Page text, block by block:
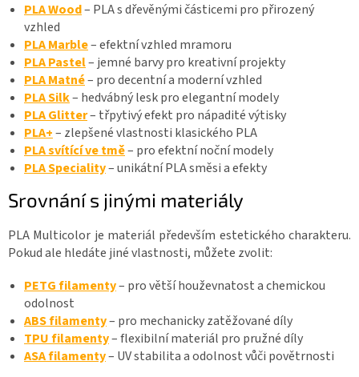
PLA Wood– PLA s dřevěnými částicemi pro přirozený
vzhled
PLA Marble– efektní vzhled mramoru
PLA Pastel– jemné barvy pro kreativní projekty
PLA Matné– pro decentní a moderní vzhled
PLA Silk– hedvábný lesk pro elegantní modely
PLA Glitter– třpytivý efekt pro nápadité výtisky
PLA+– zlepšené vlastnosti klasického PLA
PLA svítící ve tmě– pro efektní noční modely
PLA Speciality– unikátní PLA směsi a efekty
Srovnání s jinými materiály
PLA Multicolor je materiál především estetického charakteru.
Pokud ale hledáte jiné vlastnosti, můžete zvolit:
PETG filamenty– pro větší houževnatost a chemickou
odolnost
ABS filamenty– pro mechanicky zatěžované díly
TPU filamenty– flexibilní materiál pro pružné díly
ASA filamenty– UV stabilita a odolnost vůči povětrnosti